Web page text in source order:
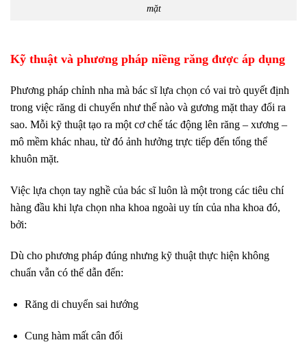
mặt
Kỹ thuật và phương pháp niềng răng được áp dụng
Phương pháp chỉnh nha mà bác sĩ lựa chọn có vai trò quyết định
trong việc răng di chuyển như thế nào và gương mặt thay đổi ra
sao. Mỗi kỹ thuật tạo ra một cơ chế tác động lên răng – xương –
mô mềm khác nhau, từ đó ảnh hưởng trực tiếp đến tổng thể
khuôn mặt.
Việc lựa chọn tay nghề của bác sĩ luôn là một trong các tiêu chí
hàng đầu khi lựa chọn nha khoa ngoài uy tín của nha khoa đó,
bởi:
Dù cho phương pháp đúng nhưng kỹ thuật thực hiện không
chuẩn vẫn có thể dẫn đến:
Răng di chuyển sai hướng
Cung hàm mất cân đối